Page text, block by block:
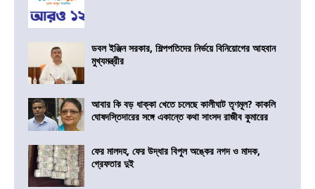
ডবল ইঞ্জিন সরকার, শিল্পপতিদের নির্ভয়ে বিনিয়োগের আহবান
মুখ্যমন্ত্রীর
আবার কি বড় ধাক্কা খেতে চলেছে কালীঘাট তৃণমূল? কাকলি
ঘোষদস্তিদারের সঙ্গে একান্তে কথা সাংসদ রাজীব কুমারের
ফের মালদহ, ফের উদ্ধার বিপুল অঙ্কের নগদ ও মাদক,
গ্রেফতার দুই